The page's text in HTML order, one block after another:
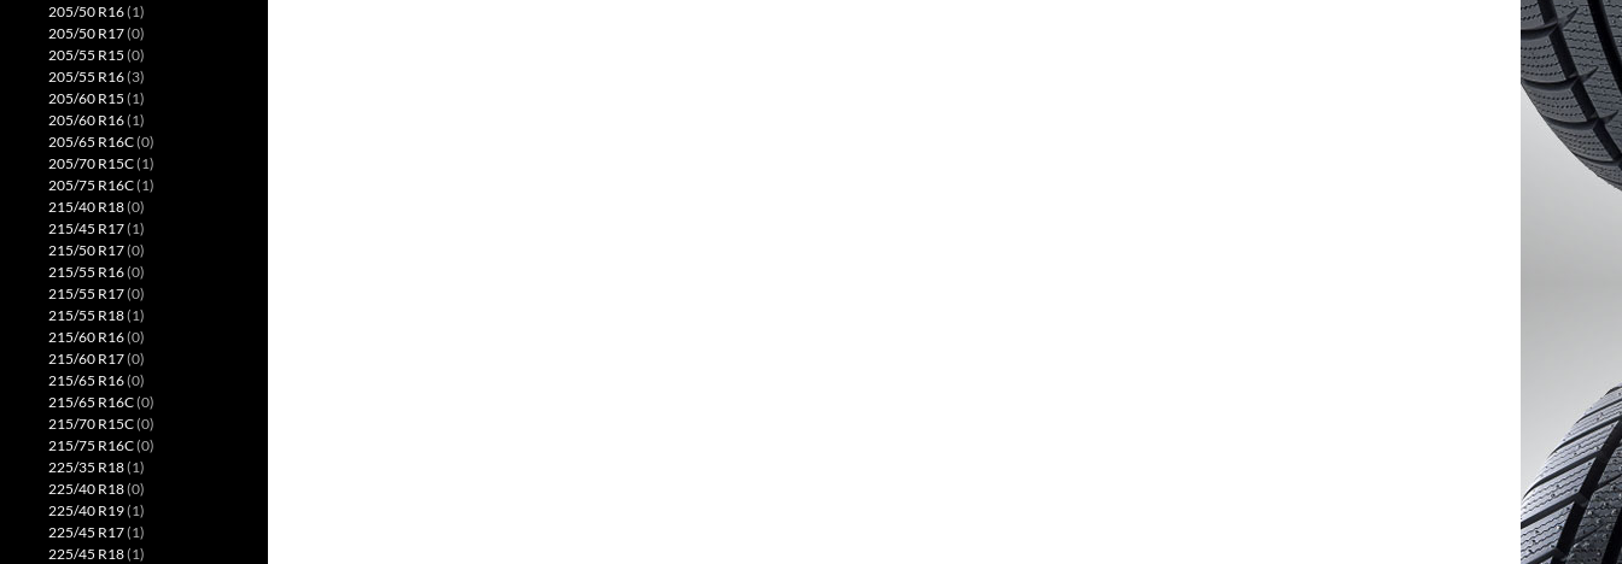
205/50 R16(1)
205/50 R17(0)
205/55 R15 (0)
205/55 R16(3)
205/60 R15 (1)
205/60 R16(1)
205/65 R16C(0)
205/70 R15C(1)
205/75 R16C(1)
215/40 R18(0)
215/45 R17(1)
215/50 R17(0)
215/55 R16(0)
215/55 R17(0)
215/55 R18(1)
215/60 R16(0)
215/60 R17(0)
215/65 R16(0)
215/65 R16C(0)
215/70 R15C(0)
215/75 R16C(0)
225/35 R18(1)
225/40 R18(0)
225/40 R19(1)
225/45 R17(1)
225/45 R18(1)